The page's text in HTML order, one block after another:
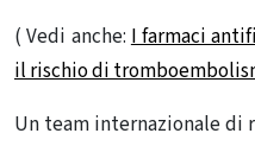
( Vedi anche:I farmaci
il rischio di
Un team internazionale di